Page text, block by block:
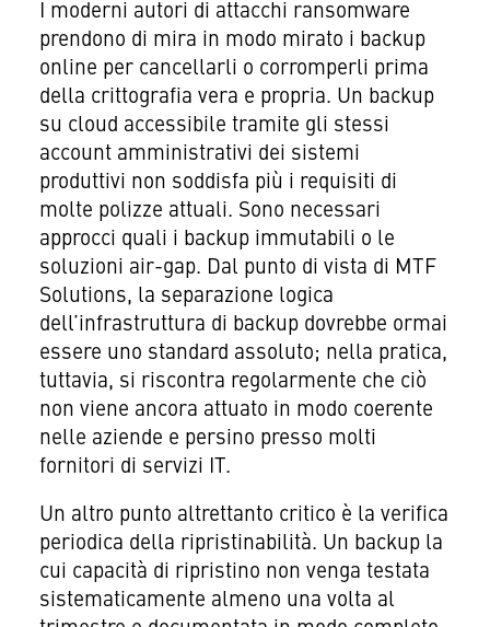
I moderni autori di attacchi ransomware
prendono di mira in modo mirato i backup
online per cancellarli o corromperli prima
della crittografia vera e propria. Un backup
su cloud accessibile tramite gli stessi
account amministrativi dei sistemi
produttivi non soddisfa più i requisiti di
molte polizze attuali. Sono necessari
approcci quali i backup immutabili o le
soluzioni air-gap. Dal punto di vista di MTF
Solutions, la separazione logica
dell’infrastruttura di backup dovrebbe ormai
essere uno standard assoluto; nella pratica,
tuttavia, si riscontra regolarmente che ciò
non viene ancora attuato in modo coerente
nelle aziende e persino presso molti
fornitori di servizi IT.
Un altro punto altrettanto critico è la verifica
periodica della ripristinabilità. Un backup la
cui capacità di ripristino non venga testata
sistematicamente almeno una volta al